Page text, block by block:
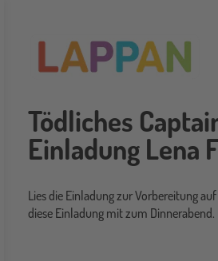
Tödliches
Einladung Lena
Lies die Einladung zur Vorbereitung
diese Einladung mit zum Dinnerabend.